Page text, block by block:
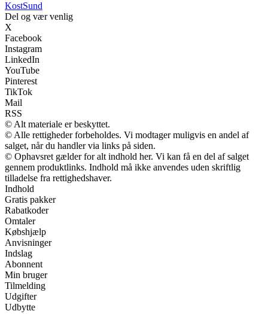
KostSund
Del og vær venlig
X
Facebook
Instagram
LinkedIn
YouTube
Pinterest
TikTok
Mail
RSS
© Alt materiale er beskyttet.
© Alle rettigheder forbeholdes. Vi modtager muligvis en andel af
salget, når du handler via links på siden.
© Ophavsret gælder for alt indhold her. Vi kan få en del af salget
gennem produktlinks. Indhold må ikke anvendes uden skriftlig
tilladelse fra rettighedshaver.
Indhold
Gratis pakker
Rabatkoder
Omtaler
Købshjælp
Anvisninger
Indslag
Abonnent
Min bruger
Tilmelding
Udgifter
Udbytte